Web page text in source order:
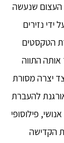
שנעשה
על ידי נזירים
הטקסטים
אותה התווה
יצרה מסורת
להעברת
פילוסופי
הקדישה